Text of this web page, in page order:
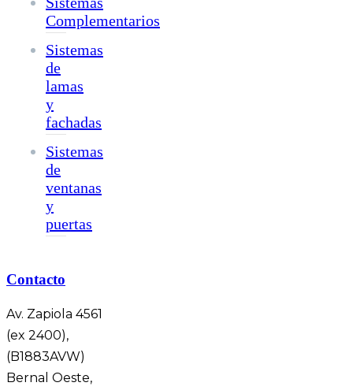
Complementarios
Sistemas
de
lamas
y
fachadas
Sistemas
de
ventanas
y
puertas
Contacto
Av. Zapiola 4561
(ex 2400),
(B1883AVW)
Bernal Oeste,